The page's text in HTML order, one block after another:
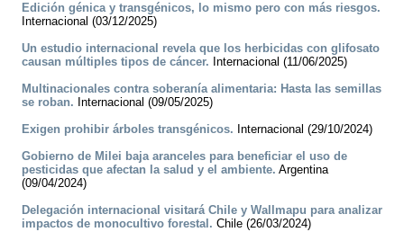
Edición génica y transgénicos, lo mismo pero con más riesgos.
Internacional (03/12/2025)
Un estudio internacional revela que los herbicidas con glifosato
causan múltiples tipos de cáncer. Internacional (11/06/2025)
Multinacionales contra soberanía alimentaria: Hasta las semillas
se roban. Internacional (09/05/2025)
Exigen prohibir árboles transgénicos. Internacional (29/10/2024)
Gobierno de Milei baja aranceles para beneficiar el uso de
pesticidas que afectan la salud y el ambiente. Argentina
(09/04/2024)
Delegación internacional visitará Chile y Wallmapu para analizar
impactos de monocultivo forestal. Chile (26/03/2024)